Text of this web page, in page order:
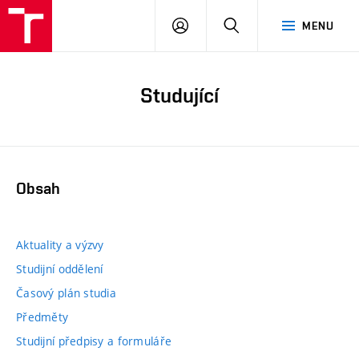
MENU
PŘIHLÁSIT
Studující
Obsah
Aktuality a výzvy
Studijní oddělení
Časový plán studia
Předměty
Studijní předpisy a formuláře